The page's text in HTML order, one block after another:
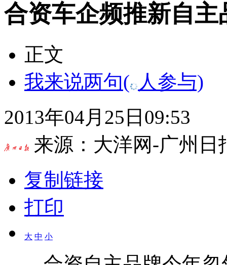
合资车企频推新自
正文
我来说两句( 人参与)
2013年04月25日09:53
来源： 大洋网-广州日
复制链接
打印
大 中 小